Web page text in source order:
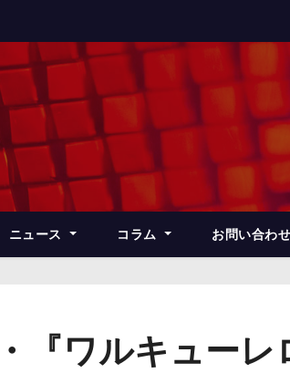
ニュース コラム お問い合わせ
『ワルキュー